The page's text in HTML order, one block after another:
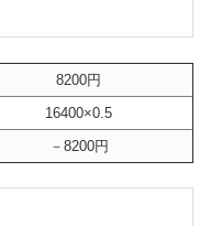
8200円
16400×0.5
－8200円